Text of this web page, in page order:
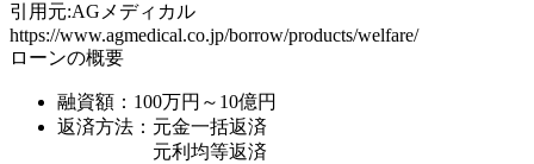
引用元:AGメディカル
https://www.agmedical.co.jp/borrow/products/welfare/
ローンの概要
融資額： 100万円～10億円
返済方法：元金一括返済
元利均等返済